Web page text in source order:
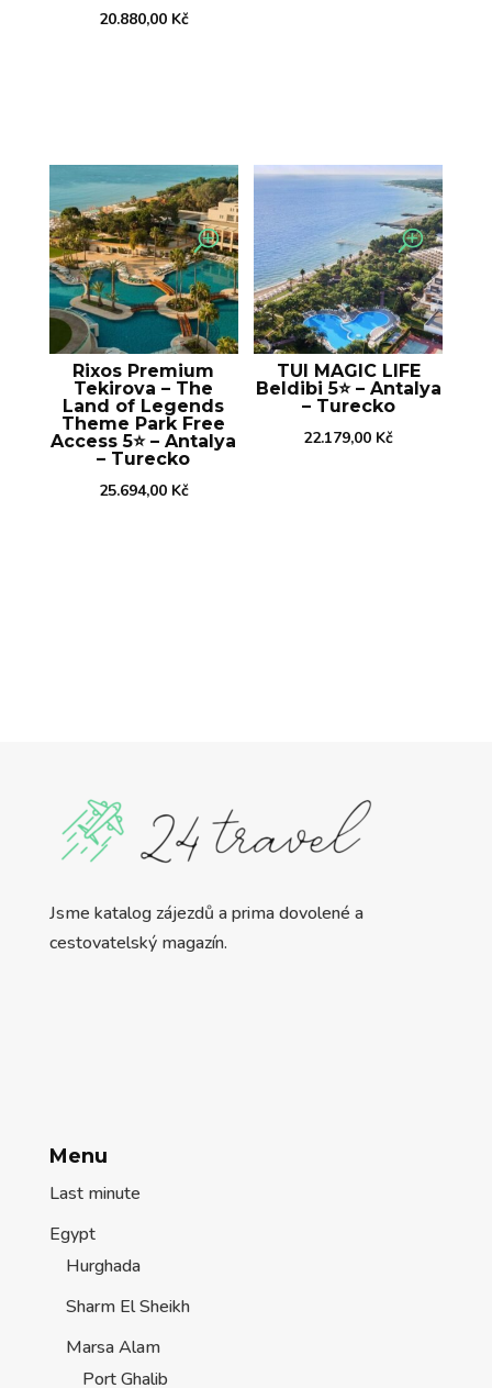
20.880,00 Kč
Rixos Premium
Tekirova – The
Land of Legends
Theme Park Free
Access 5⭐️ – Antalya
– Turecko
25.694,00 Kč
TUI MAGIC LIFE
Beldibi 5⭐️ – Antalya
– Turecko
22.179,00 Kč
Jsme katalog zájezdů a prima dovolené a
cestovatelský magazín.
Menu
Last minute
Egypt
Hurghada
Sharm El Sheikh
Marsa Alam
Port Ghalib